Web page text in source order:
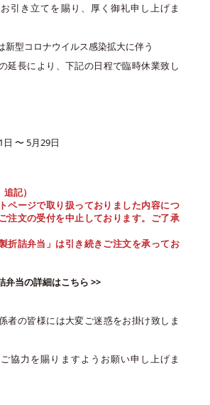
引き立てを賜り、厚く御礼申し上げま
新型コロナウイルス感染拡大に伴う
延長により、下記の日程で臨時休業致し
〜 5月29日
記）
ページで取り扱っておりました内容につ
注文の受付を中止しております。ご了承
折詰弁当」は引き続きご注文を承ってお
弁当の詳細はこちら >>
者の皆様には大変ご迷惑をお掛け致しま
協力を賜りますようお願い申し上げま